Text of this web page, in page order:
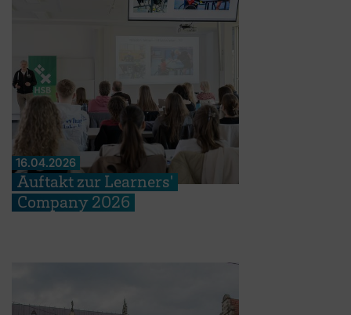
16.04.2026
Auftakt zur Learners'
Company 2026